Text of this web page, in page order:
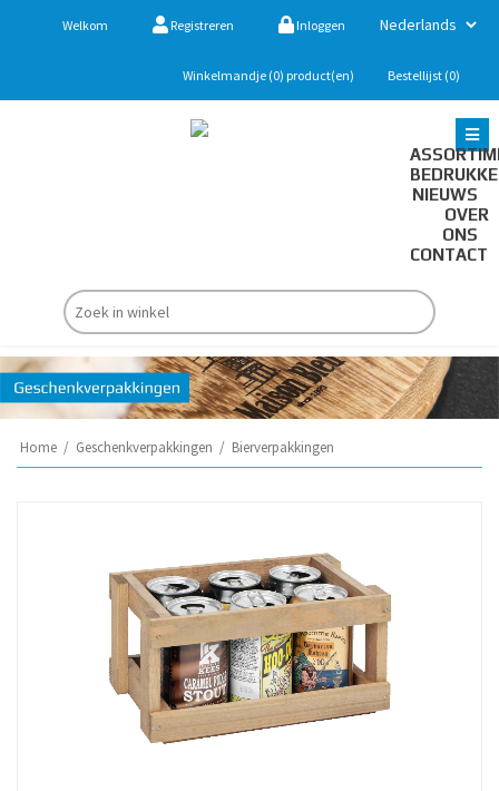
Welkom Registreren Inloggen
Winkelmandje (0) product(en) Bestellijst (0)
NIEUWS
OVER
ONS
CONTACT
Home / Geschenkverpakkingen / Bierverpakkingen